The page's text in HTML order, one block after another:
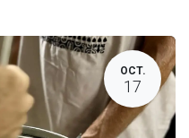
OCT.
17